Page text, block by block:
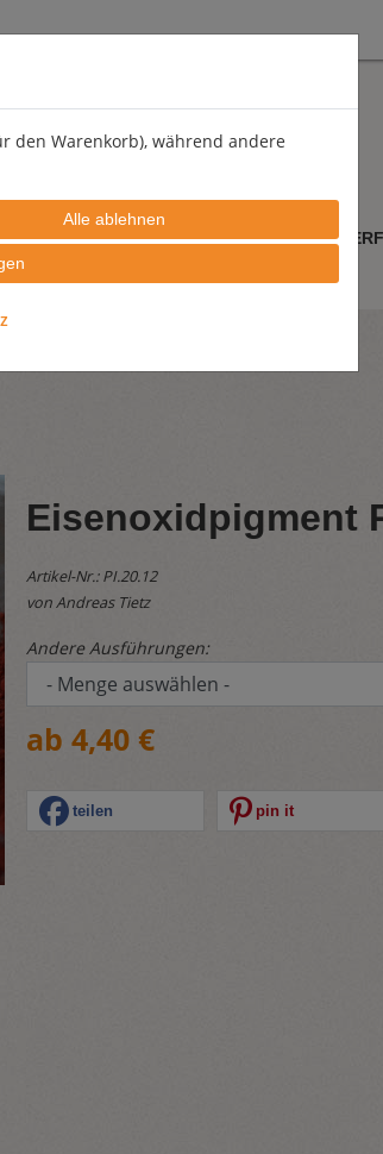
WERKZEUGE
Eisenoxidpigment
Artikel-Nr.:PI.20.12
von Andreas Tietz
Andere Ausführungen:
ab 4,40 €
teilen pin it
den Warenkorb), während andere